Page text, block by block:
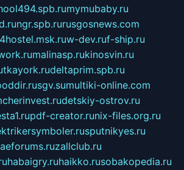
mymubaby.ru
ngr.spb.rurusgosnews.com
w-dev.ruf-ship.ru
malinasp.rukinosvin.ru
deltaprim.spb.ru
sgv.sumultiki-online.com
cherinvest.rudetskiy-ostrov.ru
pdf-creator.runix-files.org.ru
sputnikyes.ru
aeforums.ruzallclub.ru
habaigry.ruhaikko.rusobakopedia.ru